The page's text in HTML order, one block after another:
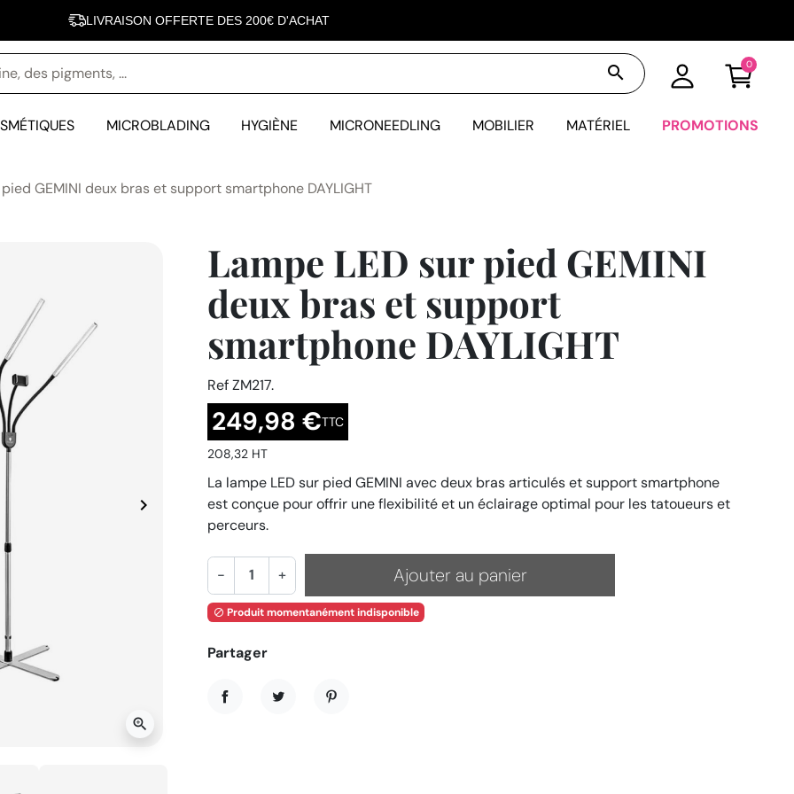
LIVRAISON OFFERTE DES 200€ D'ACHAT
search 0
MICROBLADING HYGIÈNE MICRONEEDLING MOBILIER MATÉRIEL PROMOTIONS
GEMINI deux bras et support smartphone DAYLIGHT
Suivant
keyboard_arrow_right
zoom_in
Lampe LED sur pied GEMINI
deux bras et support
smartphone DAYLIGHT
RefZM217.
249,98 €TTC
208,32 HT
La lampe LED sur pied GEMINI avec deux bras articulés et support smartphone
est conçue pour offrir une flexibilité et un éclairage optimal pour les tatoueurs et
perceurs.
- + Ajouter au panier
 Produit momentanément indisponible
Partager